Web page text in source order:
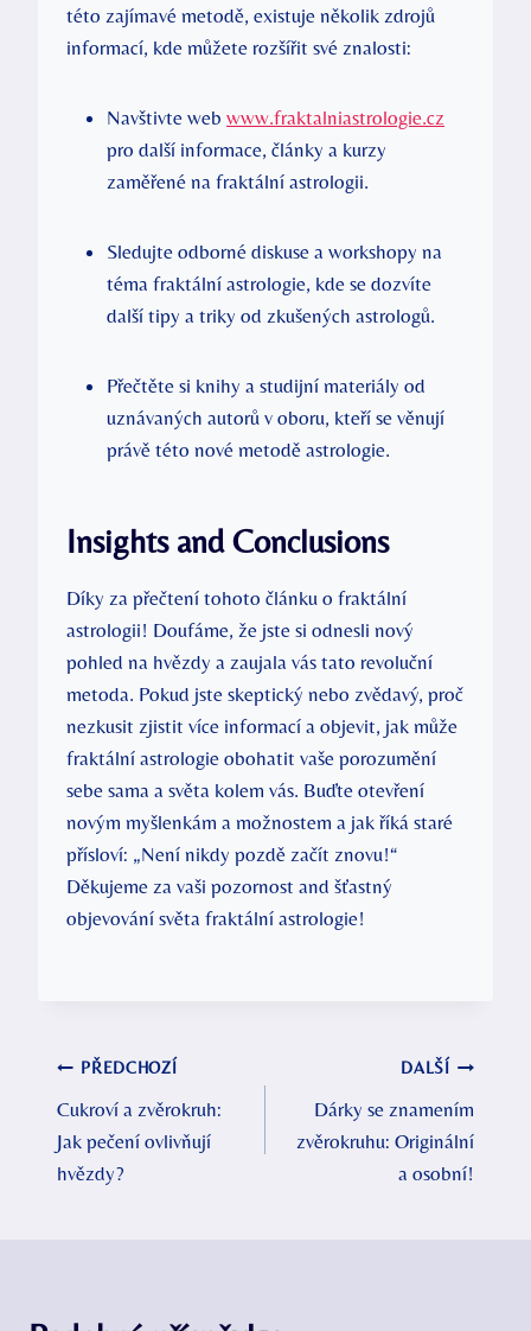
této zajímavé metodě, existuje několik zdrojů
informací, kde můžete rozšířit své‌ znalosti:
Navštivte web www.fraktalniastrologie.cz
pro další informace, články a kurzy
zaměřené na fraktální astrologii.
Sledujte odborné diskuse a workshopy na
téma fraktální⁢ astrologie, kde se dozvíte ​
další tipy a triky od zkušených astrologů.
Přečtěte si⁣ knihy a studijní materiály od
uznávaných autorů v oboru, kteří se věnují
právě této nové metodě astrologie.
Insights‍ and Conclusions
Díky za přečtení tohoto článku o fraktální
astrologii! Doufáme, že jste si odnesli nový
pohled na hvězdy ⁢a zaujala vás tato revoluční
metoda. Pokud jste skeptický nebo zvědavý, proč
nezkusit zjistit více informací ⁣a objevit, jak může
fraktální astrologie obohatit vaše ⁣porozumění
sebe sama a světa kolem vás. Buďte otevření
novým myšlenkám a možnostem a jak říká staré
přísloví: „Není nikdy ⁤pozdě ⁢začít znovu!“
Děkujeme za vaši pozornost and šťastný⁣
objevování světa fraktální astrologie!
Navigace
pro
příspěvek
PŘEDCHOZÍ
Cukroví a zvěrokruh:
Jak pečení ovlivňují
hvězdy?
DALŠÍ
Dárky se znamením
zvěrokruhu: Originální
a osobní!